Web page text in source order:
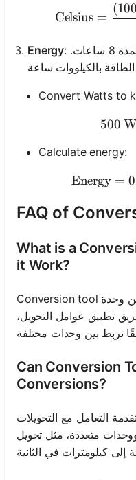
Celsius =
(100
Energy: تنتج الألواح الشمسية 500 واط لمدة 8 ساعات.
Convert Watts to
500
Calculate energy:
Energy =
FAQ of
What is a
it Work?
Conversion tool هو تطبيق برمجي يترجم القيم من وحدة
تطبيق عوامل التحويل،
Can Conversion
Conversions?
التعامل مع التحويلات
متعددة، مثل تحويل